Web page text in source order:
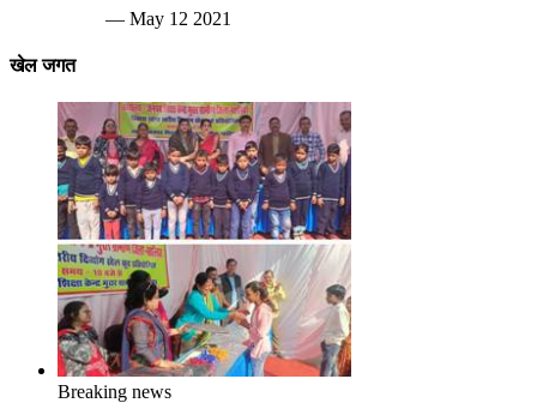
— May 12 2021
खेल जगत
Breaking news